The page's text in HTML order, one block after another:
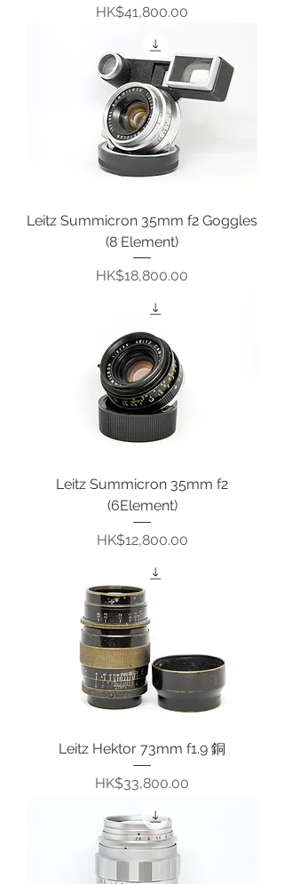
價格
HK$41,800.00
Leitz Summicron 35mm f2 Goggles
(8 Element)
價格
HK$18,800.00
Leitz Summicron 35mm f2
(6Element)
價格
HK$12,800.00
Leitz Hektor 73mm f1.9 銅
價格
HK$33,800.00